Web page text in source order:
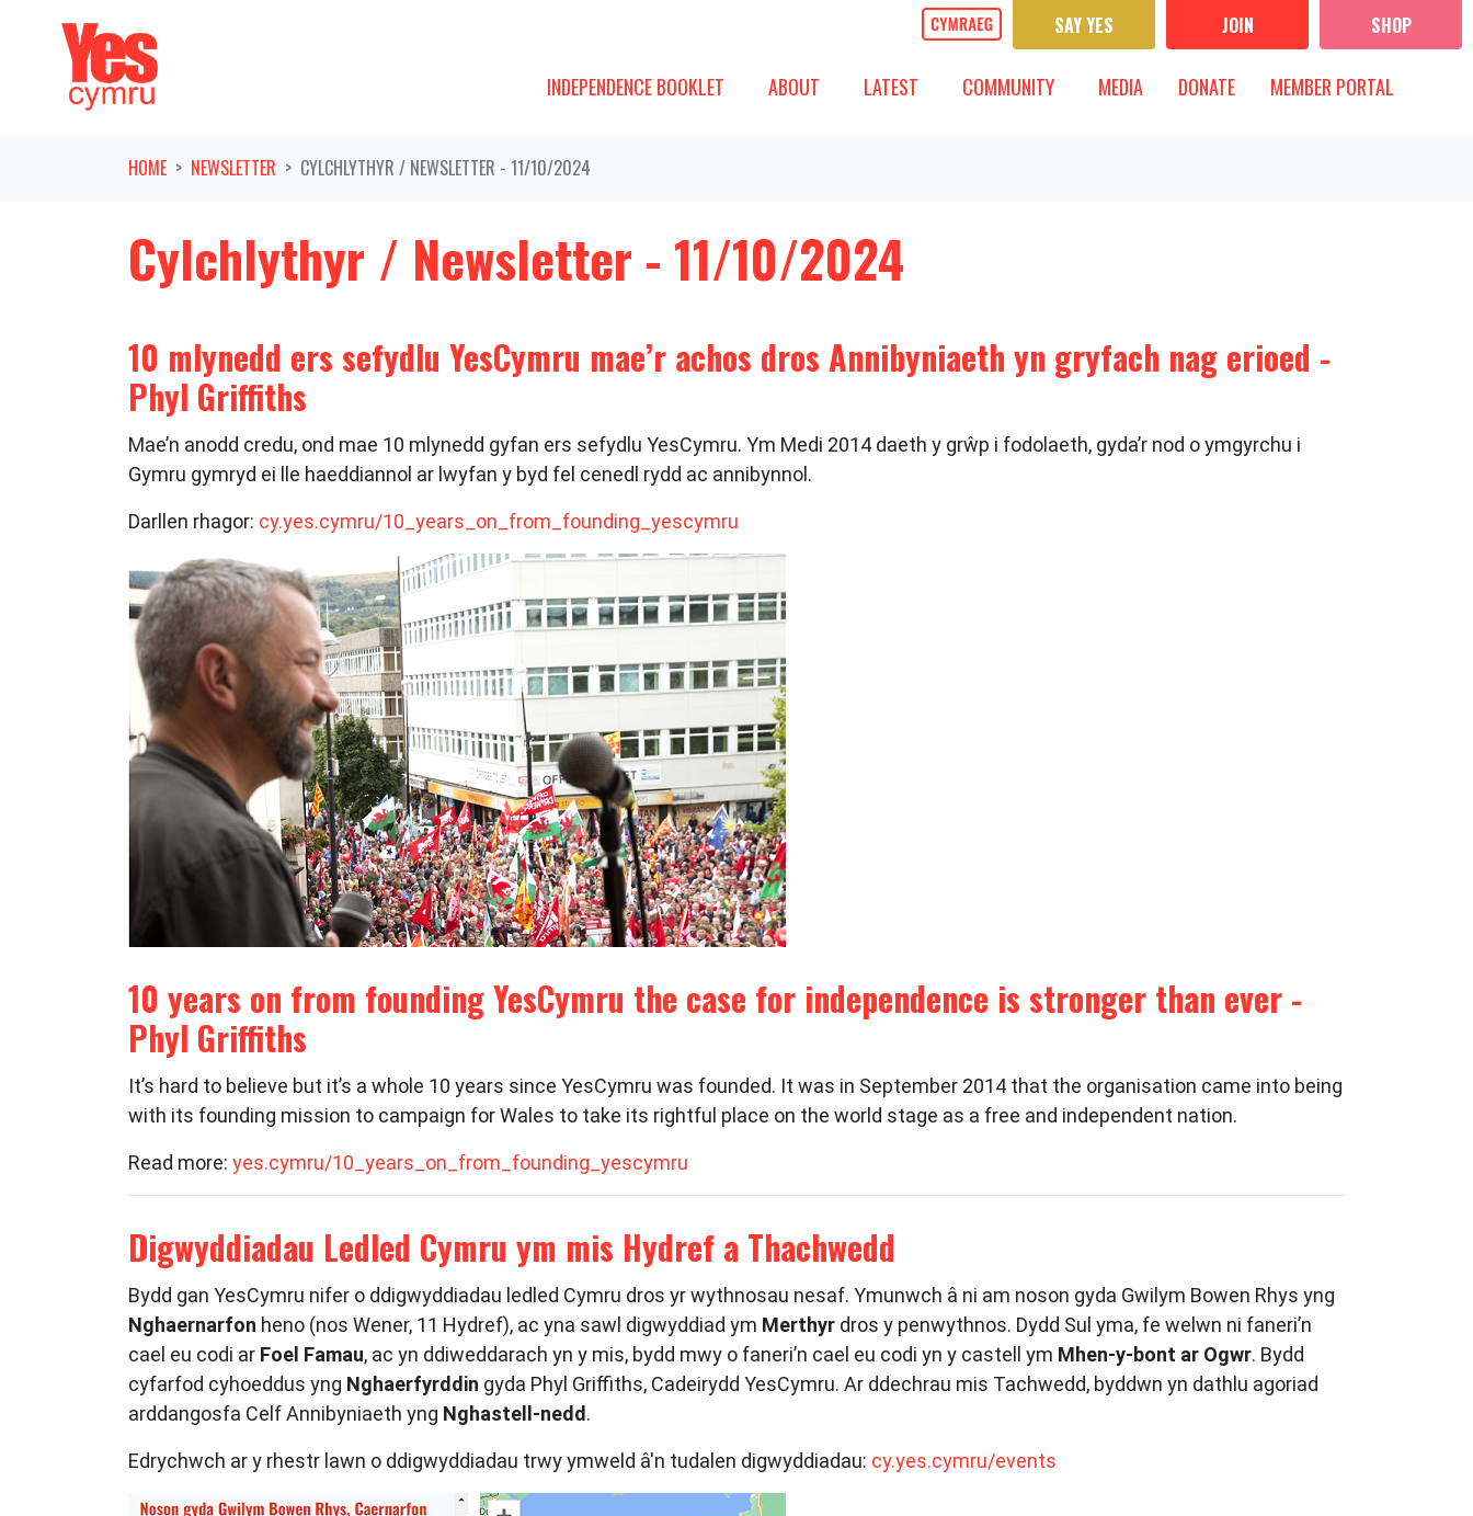
SAY YES JOIN SHOP
INDEPENDENCE BOOKLET ABOUT
SHOW SUBMENU FOR
ABOUT LATEST
SHOW SUBMENU FOR
LATEST COMMUNITY
SHOW SUBMENU FOR
COMMUNITY MEDIASHOW SUBMENU FOR
MEDIA DONATE MEMBER PORTAL
HOME NEWSLETTER CYLCHLYTHYR / NEWSLETTER - 11/10/2024
Cylchlythyr / Newsletter - 11/10/2024
10 mlynedd ers sefydlu YesCymru mae’r achos dros Annibyniaeth yn gryfach nag erioed -
Phyl Griffiths
Mae’n anodd credu, ond mae 10 mlynedd gyfan ers sefydlu YesCymru. Ym Medi 2014 daeth y grŵp i fodolaeth, gyda’r nod o ymgyrchu i
Gymru gymryd ei lle haeddiannol ar lwyfan y byd fel cenedl rydd ac annibynnol.
Darllen rhagor: cy.yes.cymru/10_years_on_from_founding_yescymru
10 years on from founding YesCymru the case for independence is stronger than ever -
Phyl Griffiths
It’s hard to believe but it’s a whole 10 years since YesCymru was founded. It was in September 2014 that the organisation came into being
with its founding mission to campaign for Wales to take its rightful place on the world stage as a free and independent nation.
Read more: yes.cymru/10_years_on_from_founding_yescymru
Digwyddiadau Ledled Cymru ym mis Hydref a Thachwedd
Bydd gan YesCymru nifer o ddigwyddiadau ledled Cymru dros yr wythnosau nesaf. Ymunwch â ni am noson gyda Gwilym Bowen Rhys yng
Nghaernarfon heno (nos Wener, 11 Hydref), ac yna sawl digwyddiad ym Merthyr dros y penwythnos. Dydd Sul yma, fe welwn ni faneri’n
cael eu codi ar Foel Famau, ac yn ddiweddarach yn y mis, bydd mwy o faneri’n cael eu codi yn y castell ym Mhen-y-bont ar Ogwr. Bydd
cyfarfod cyhoeddus yng Nghaerfyrddin gyda Phyl Griffiths, Cadeirydd YesCymru. Ar ddechrau mis Tachwedd, byddwn yn dathlu agoriad
arddangosfa Celf Annibyniaeth yng Nghastell-nedd.
Edrychwch ar y rhestr lawn o ddigwyddiadau trwy ymweld â'n tudalen digwyddiadau: cy.yes.cymru/events